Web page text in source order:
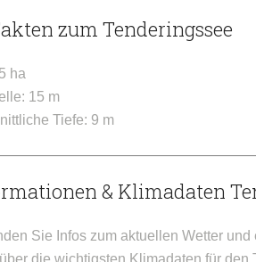
zum Tenderingssee
ha
15 m
Tiefe: 9 m
& Klimadaten
Sie Infos zum aktuellen Wetter
die wichtigsten Klimadaten für den